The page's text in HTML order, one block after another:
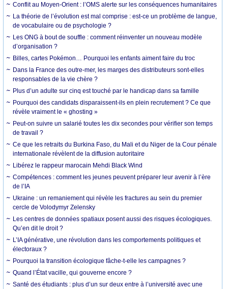
Conflit au Moyen-Orient : l’OMS alerte sur les conséquences humanitaires
La théorie de l’évolution est mal comprise : est-ce un problème de langue,
de vocabulaire ou de psychologie ?
Les ONG à bout de souffle : comment réinventer un nouveau modèle
d’organisation ?
Billes, cartes Pokémon… Pourquoi les enfants aiment faire du troc
Dans la France des outre-mer, les marges des distributeurs sont-elles
responsables de la vie chère ?
Plus d’un adulte sur cinq est touché par le handicap dans sa famille
Pourquoi des candidats disparaissent-ils en plein recrutement ? Ce que
révèle vraiment le « ghosting »
Peut-on suivre un salarié toutes les dix secondes pour vérifier son temps
de travail ?
Ce que les retraits du Burkina Faso, du Mali et du Niger de la Cour pénale
internationale révèlent de la diffusion autoritaire
Libérez le rappeur marocain Mehdi Black Wind
Compétences : comment les jeunes peuvent préparer leur avenir à l’ère
de l’IA
Ukraine : un remaniement qui révèle les fractures au sein du premier
cercle de Volodymyr Zelensky
Les centres de données spatiaux posent aussi des risques écologiques.
Qu’en dit le droit ?
L’IA générative, une révolution dans les comportements politiques et
électoraux ?
Pourquoi la transition écologique fâche-t-elle les campagnes ?
Quand l’État vacille, qui gouverne encore ?
Santé des étudiants : plus d’un sur deux entre à l’université avec une